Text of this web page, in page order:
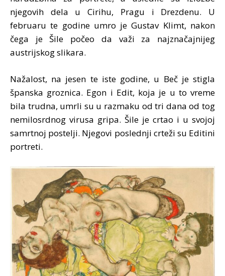
njegovih dela u Cirihu, Pragu i Drezdenu. U
februaru te godine umro je Gustav Klimt, nakon
čega je Šile počeo da važi za najznačajnijeg
austrijskog slikara.
Nažalost, na jesen te iste godine, u Beč je stigla
španska groznica. Egon i Edit, koja je u to vreme
bila trudna, umrli su u razmaku od tri dana od tog
nemilosrdnog virusa gripa. Šile je crtao i u svojoj
samrtnoj postelji. Njegovi poslednji crteži su Editini
portreti.